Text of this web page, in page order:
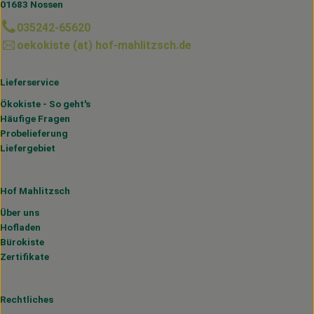
01683 Nossen
035242-65620
oekokiste (at) hof-mahlitzsch.de
Lieferservice
Ökokiste - So geht's
Häufige Fragen
Probelieferung
Liefergebiet
Hof Mahlitzsch
Über uns
Hofladen
Bürokiste
Zertifikate
Rechtliches